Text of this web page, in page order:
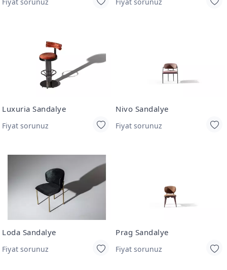
Luxuria Sandalye
Fiyat sorunuz
Nivo Sandalye
Fiyat sorunuz
Loda Sandalye
Fiyat sorunuz
Prag Sandalye
Fiyat sorunuz